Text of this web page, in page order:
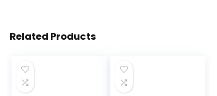
Related Products